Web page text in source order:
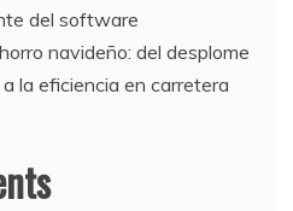
del software
navideño: del desplome
la eficiencia en carretera